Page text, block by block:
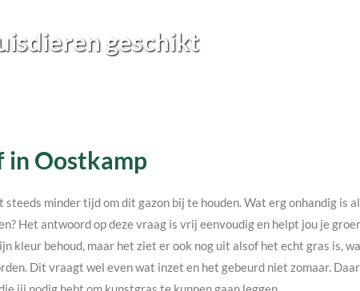
geschikt
in Oostkamp
minder tijd om dit gazon bij te houden. Wat erg onhandig is
Het antwoord op deze vraag is vrij eenvoudig en helpt jou je
kleur behoud, maar het ziet er ook nog uit alsof het echt gras is,
Dit vraagt wel even wat inzet en het gebeurd niet zomaar.